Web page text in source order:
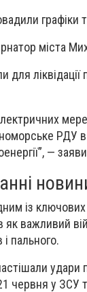
графіки
міста
для
РДУ
—
із ключових
як важливий
пального.
удари
червня у ЗСУ